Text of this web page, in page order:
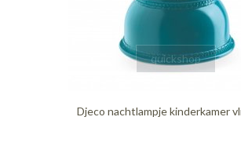
quickshop
Djeco nachtlampje kinderkamer